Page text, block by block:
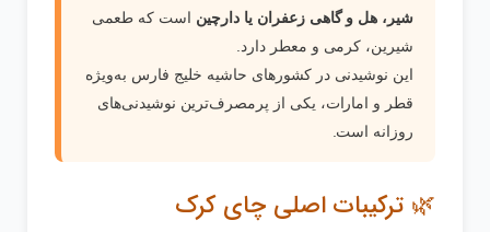
شیر، هل و گاهی زعفران یا دارچین است که طعمی
شیرین، کرمی و معطر دارد.
این نوشیدنی در کشورهای حاشیه خلیج فارس به‌ویژه
قطر و امارات، یکی از پرمصرف‌ترین نوشیدنی‌های
روزانه است.
🌿 ترکیبات اصلی چای کرک